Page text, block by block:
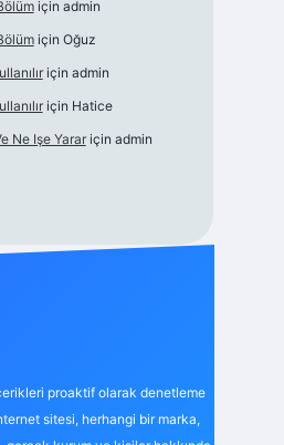
için admin
için Oğuz
için admin
için Hatice
Ne Işe Yarariçin admin
proaktif olarak denetleme
sitesi, herhangi bir marka,